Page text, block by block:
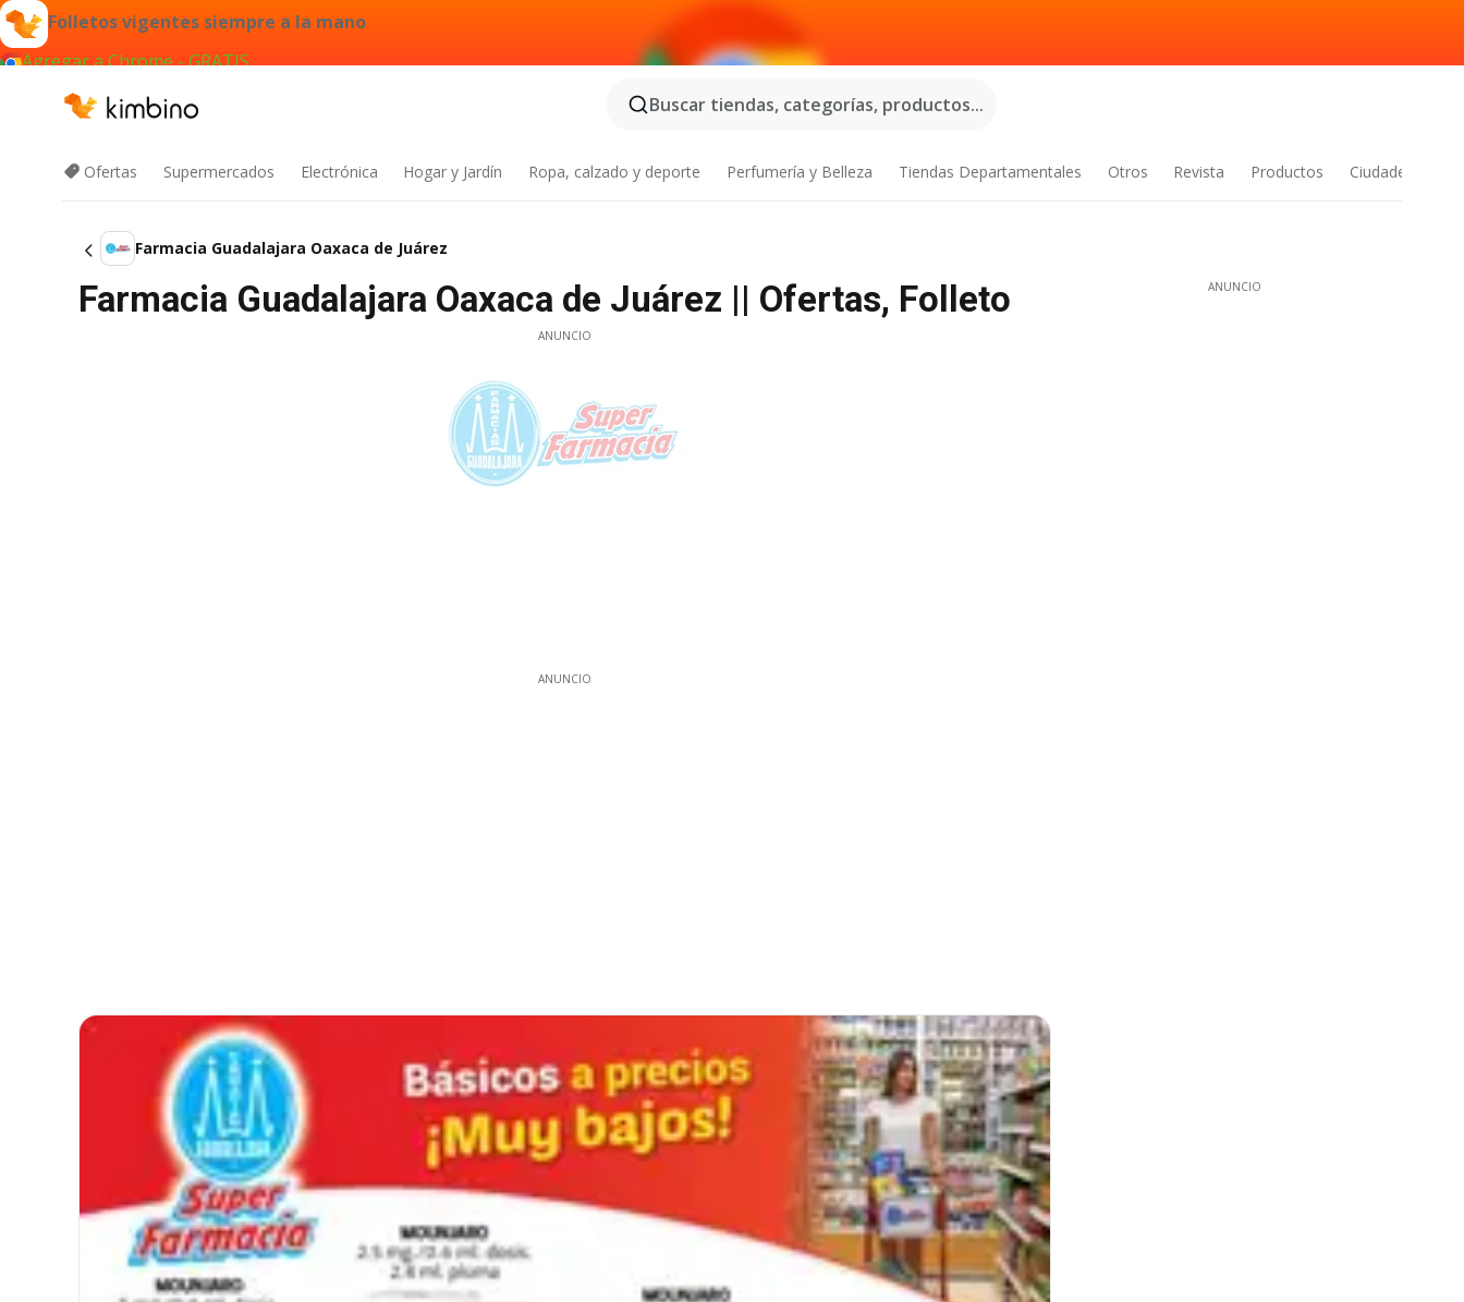
Folletos vigentes siempre a la mano
Agregar a Chrome - GRATIS
Buscar tiendas, categorías, productos...
Ofertas Supermercados Electrónica Hogar y Jardín Ropa, calzado y deporte Perfumería y Belleza Tiendas Departamentales Otros Revista Productos Ciudades
Farmacia Guadalajara Oaxaca de Juárez
Farmacia Guadalajara Oaxaca de Juárez || Ofertas, Folleto
ANUNCIO
ANUNCIO
ANUNCIO